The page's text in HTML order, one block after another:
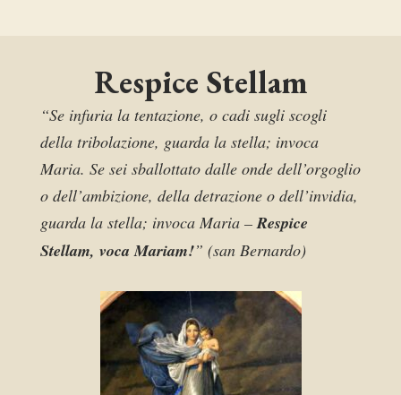
Respice Stellam
“Se infuria la tentazione, o cadi sugli scogli
della tribolazione, guarda la stella; invoca
Maria. Se sei sballottato dalle onde dell’orgoglio
o dell’ambizione, della detrazione o dell’invidia,
guarda la stella; invoca Maria –Respice
Stellam, voca Mariam!” (san Bernardo)